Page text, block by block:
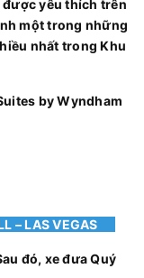
được yêu thích trên
một trong những
nhất trong Khu
by Wyndham
– LAS VEGAS
đó, xe đưa Quý